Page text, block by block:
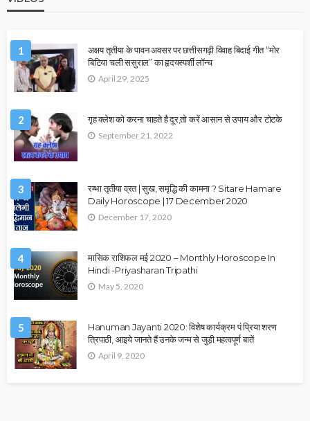
1
अक्षय तृतीया के पावन अवसर पर छत्तीसगढ़ी विवाह बिदाई गीत “मोर
बिटिया चली ससुराल” का हृदयस्पर्शी लॉन्च
April 29, 2025
2 गृह क्लेश को करना चाहते है दूर,तो करें आसान से उपाय और टोटके
September 21, 2022
3
रम्भा तृतीया व्रत | सुख, समृद्धि की कामना ? Sitare Hamare
Daily Horoscope | 17 December 2020
December 17, 2020
4
मासिक राशिफल मई 2020 – Monthly Horoscope In
Hindi -Priyasharan Tripathi
May 5, 2020
5
Hanuman Jayanti 2020: विशेष कार्यक्रम पं.प्रिया शरण
त्रिपाठी, आइये जानते हैं उनके जन्म से जुड़ी महत्वपूर्ण बातें
April 9, 2020